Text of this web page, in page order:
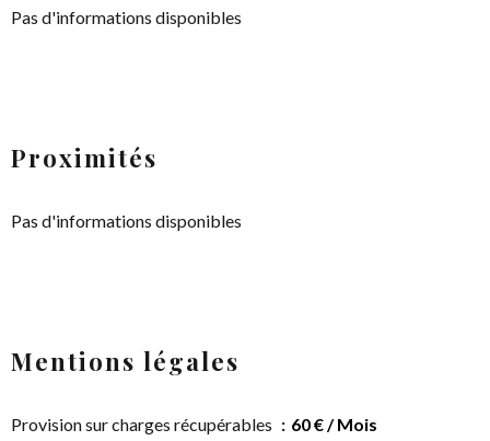
Pas d'informations disponibles
Proximités
Pas d'informations disponibles
Mentions légales
Provision sur charges récupérables
60 € / Mois